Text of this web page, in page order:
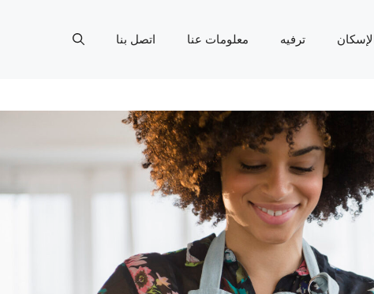
ترفيه معلومات عنا اتصل بنا